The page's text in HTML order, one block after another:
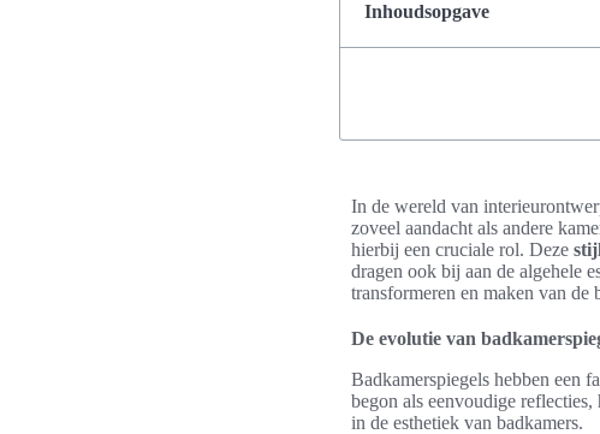
Inhoudsopgave
In de wereld van
zoveel aandacht als andere
hierbij een cruciale rol. Deze
dragen ook bij aan de algehele
transformeren en maken van
De evolutie van
Badkamerspiegels hebben een
begon als eenvoudige
in de esthetiek van badkamers.